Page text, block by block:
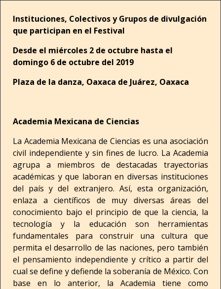
Instituciones, Colectivos y Grupos de divulgación
que participan en el Festival
Desde el miércoles 2 de octubre hasta el
domingo 6 de octubre del 2019
Plaza de la danza, Oaxaca de Juárez, Oaxaca
Academia Mexicana de Ciencias
La Academia Mexicana de Ciencias es una asociación
civil independiente y sin fines de lucro. La Academia
agrupa a miembros de destacadas trayectorias
académicas y que laboran en diversas instituciones
del país y del extranjero. Así, esta organización,
enlaza a científicos de muy diversas áreas del
conocimiento bajo el principio de que la ciencia, la
tecnología y la educación son herramientas
fundamentales para construir una cultura que
permita el desarrollo de las naciones, pero también
el pensamiento independiente y crítico a partir del
cual se define y defiende la soberanía de México. Con
base en lo anterior, la Academia tiene como